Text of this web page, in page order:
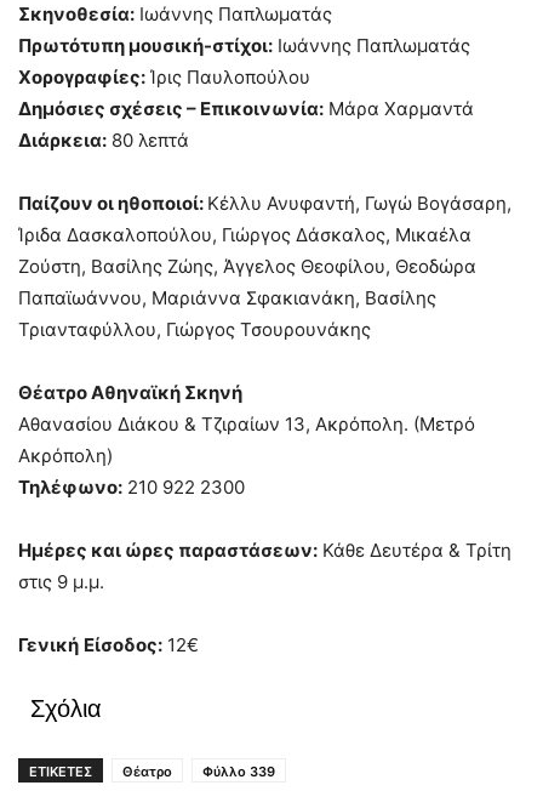
Σκηνοθεσία: Ιωάννης Παπλωματάς
Πρωτότυπη μουσική-στίχοι: Ιωάννης Παπλωματάς
Χορογραφίες: Ίρις Παυλοπούλου
Δημόσιες σχέσεις – Επικοινωνία: Μάρα Χαρμαντά
Διάρκεια: 80 λεπτά
Παίζουν οι ηθοποιοί: Κέλλυ Ανυφαντή, Γωγώ Βογάσαρη,
Ίριδα Δασκαλοπούλου, Γιώργος Δάσκαλος, Μικαέλα
Ζούστη, Βασίλης Ζώης, Άγγελος Θεοφίλου, Θεοδώρα
Παπαϊωάννου, Μαριάννα Σφακιανάκη, Βασίλης
Τριανταφύλλου, Γιώργος Τσουρουνάκης
Θέατρο Αθηναϊκή Σκηνή
Αθανασίου Διάκου & Τζιραίων 13, Ακρόπολη. (Μετρό
Ακρόπολη)
Τηλέφωνο: 210 922 2300
Ημέρες και ώρες παραστάσεων: Κάθε Δευτέρα & Τρίτη
στις 9 μ.μ.
Γενική Είσοδος: 12€
Σχόλια
ΕΤΙΚΕΤΕΣ Θέατρο Φύλλο 339